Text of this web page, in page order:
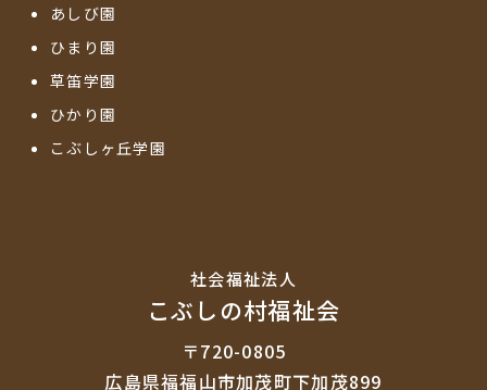
あしび園
ひまり園
草笛学園
ひかり園
こぶしヶ丘学園
社会福祉法⼈
こぶしの村福祉会
〒720-0805
広島県福福山市加茂町下加茂899